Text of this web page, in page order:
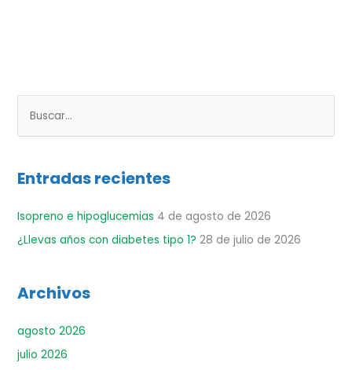
u
c
r
p
r
Entradas recientes
Isopreno e hipoglucemias 4 de agosto de 2026
¿Llevas años con diabetes tipo 1? 28 de julio de 2026
Archivos
agosto 2026
julio 2026